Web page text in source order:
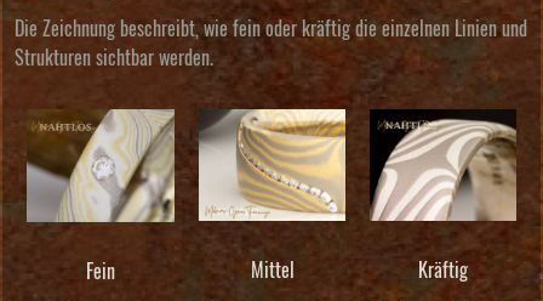
Die Zeichnung beschreibt, wie fein oder kräftig die einzelnen Linien und
Strukturen sichtbar werden.
Fein Mittel Kräftig